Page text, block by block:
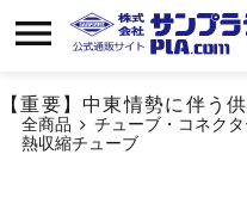
【重要】中東情勢に伴う
全商品 チューブ・コネク
熱収縮チューブ